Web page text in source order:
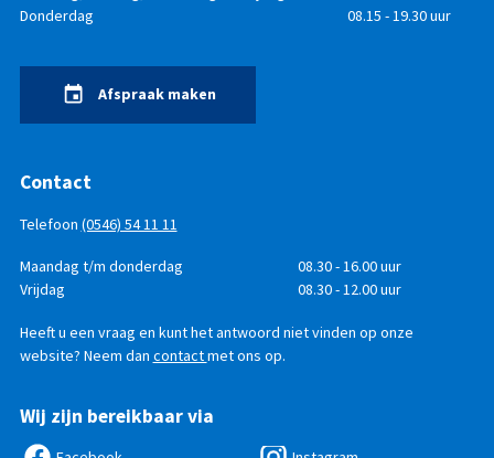
Donderdag
08.15 - 19.30 uur
Afspraak maken
Contact
Telefoon (0546) 54 11 11
Telefonisch
bereikbaar
DagTijd
Maandag t/m donderdag
08.30 - 16.00 uur
Vrijdag
08.30 - 12.00 uur
Heeft u een vraag en kunt het antwoord niet vinden op onze
website? Neem dan contactmet ons op.
Wij zijn bereikbaar via